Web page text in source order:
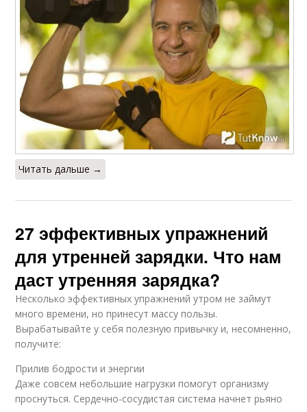
Читать дальше →
27 эффективных упражнений
для утренней зарядки. Что нам
даст утренняя зарядка?
Несколько эффективных упражнений утром не займут
много времени, но принесут массу пользы.
Вырабатывайте у себя полезную привычку и, несомненно,
получите:
Прилив бодрости и энергии
Даже совсем небольшие нагрузки помогут организму
проснуться. Сердечно-сосудистая система начнет рьяно